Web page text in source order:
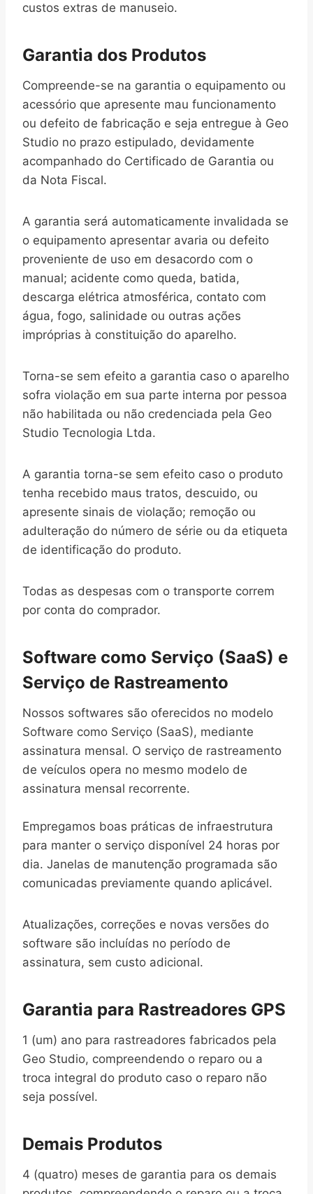
custos extras de manuseio.
Garantia dos Produtos
Compreende-se na garantia o equipamento ou
acessório que apresente mau funcionamento
ou defeito de fabricação e seja entregue à Geo
Studio no prazo estipulado, devidamente
acompanhado do Certificado de Garantia ou
da Nota Fiscal.
A garantia será automaticamente invalidada se
o equipamento apresentar avaria ou defeito
proveniente de uso em desacordo com o
manual; acidente como queda, batida,
descarga elétrica atmosférica, contato com
água, fogo, salinidade ou outras ações
impróprias à constituição do aparelho.
Torna-se sem efeito a garantia caso o aparelho
sofra violação em sua parte interna por pessoa
não habilitada ou não credenciada pela Geo
Studio Tecnologia Ltda.
A garantia torna-se sem efeito caso o produto
tenha recebido maus tratos, descuido, ou
apresente sinais de violação; remoção ou
adulteração do número de série ou da etiqueta
de identificação do produto.
Todas as despesas com o transporte correm
por conta do comprador.
Software como Serviço (SaaS) e
Serviço de Rastreamento
Nossos softwares são oferecidos no modelo
Software como Serviço (SaaS), mediante
assinatura mensal. O serviço de rastreamento
de veículos opera no mesmo modelo de
assinatura mensal recorrente.
Empregamos boas práticas de infraestrutura
para manter o serviço disponível 24 horas por
dia. Janelas de manutenção programada são
comunicadas previamente quando aplicável.
Atualizações, correções e novas versões do
software são incluídas no período de
assinatura, sem custo adicional.
Garantia para Rastreadores GPS
1 (um) ano para rastreadores fabricados pela
Geo Studio, compreendendo o reparo ou a
troca integral do produto caso o reparo não
seja possível.
Demais Produtos
4 (quatro) meses de garantia para os demais